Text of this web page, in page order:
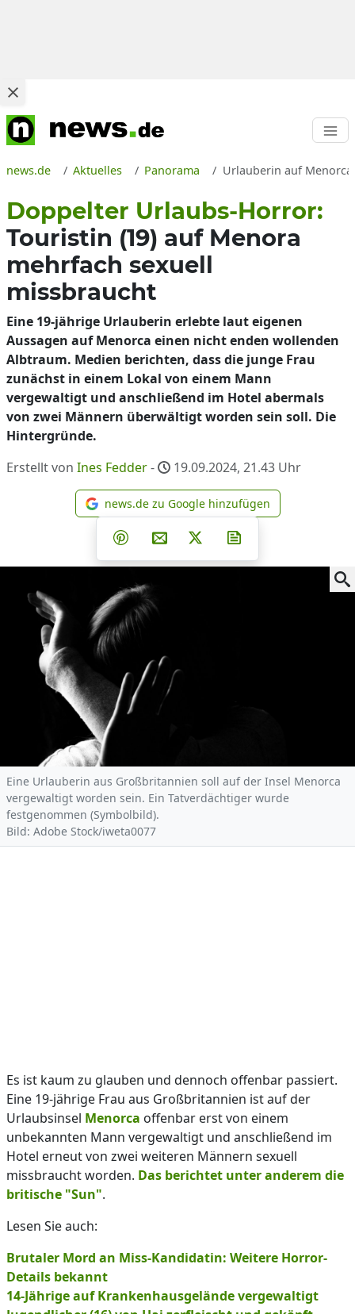
news.de Aktuelles Panorama Urlauberin auf
Doppelter Urlaubs-Horror:
Touristin (19) auf Menora
mehrfach sexuell
missbraucht
Eine 19-jährige Urlauberin erlebte laut eigenen
Aussagen auf Menorca einen nicht enden wollenden
Albtraum. Medien berichten, dass die junge Frau
zunächst in einem Lokal von einem Mann
vergewaltigt und anschließend im Hotel abermals
von zwei Männern überwältigt worden sein soll. Die
Hintergründe.
Erstellt von Ines Fedder- 19.09.2024, 21.43 Uhr
news.de zu Google
news.de zu Google hinzufügen
Teilen auf Facebook
Teilen auf Whatsapp
Teilen auf Telegram
Teilen auf Pinterest
Per E-Mail teilen
Post auf X
Eine Urlauberin aus Großbritannien soll auf der Insel Menorca
vergewaltigt worden sein. Ein Tatverdächtiger wurde
festgenommen (Symbolbild).
Bild: Adobe Stock/iweta0077
Es ist kaum zu glauben und dennoch offenbar passiert.
Eine 19-jährige Frau aus Großbritannien ist auf der
Urlaubsinsel Menorca offenbar erst von einem
unbekannten Mann vergewaltigt und anschließend im
Hotel erneut von zwei weiteren Männern sexuell
missbraucht worden. Das berichtet unter anderem die
britische "Sun".
Lesen Sie auch:
Brutaler Mord an Miss-Kandidatin: Weitere Horror-
Details bekannt
14-Jährige auf Krankenhausgelände vergewaltigt